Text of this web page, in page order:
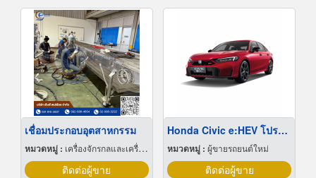
เชื่อมประกอบอุตสาหกรรม
หมวดหมู่ : เครื่องจักรกลและเครื่องมือกล
ติดต่อผู้ขาย
Honda Civic e:HEV โปรโมชั่น
หมวดหมู่ : ผู้ขายรถยนต์ใหม่
ติดต่อผู้ขาย